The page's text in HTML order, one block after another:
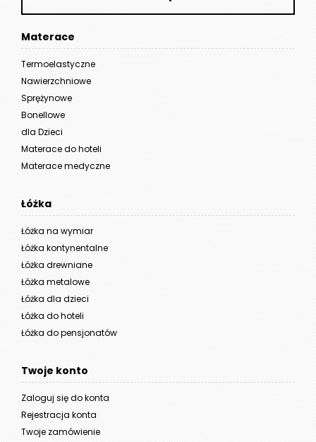
Materace
Termoelastyczne
Nawierzchniowe
Sprężynowe
Bonellowe
dla Dzieci
Materace do hoteli
Materace medyczne
Łóżka
Łóżka na wymiar
Łóżka kontynentalne
Łóżka drewniane
Łóżka metalowe
Łóżka dla dzieci
Łóżka do hoteli
Łóżka do pensjonatów
Twoje konto
Zaloguj się do konta
Rejestracja konta
Twoje zamówienie